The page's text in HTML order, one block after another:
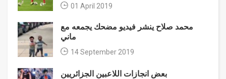
01 April 2019
محمد صلاح ينشر فيديو مضحك يجمعه مع
ماني
14 September 2019
بعض انجازات اللاعبين الجزائريين